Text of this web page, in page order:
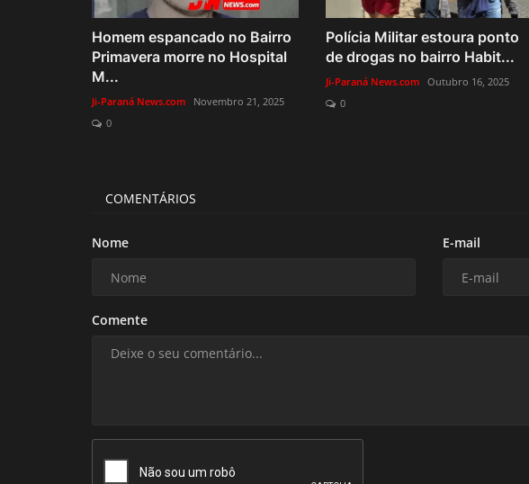
Homem espancado no Bairro
Primavera morre no Hospital
M...
Ji-Paraná News.com
Novembro 21, 2025
0
Polícia Militar estoura ponto
de drogas no bairro Habit...
Ji-Paraná News.com Outubro 16, 2025
0
COMENTÁRIOS
Nome E-mail
Comente